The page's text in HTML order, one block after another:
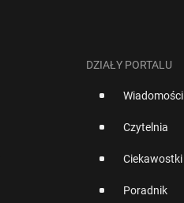
DZIAŁY PORTALU
Wiadomości
Czytelnia
Ciekawostki
Poradnik